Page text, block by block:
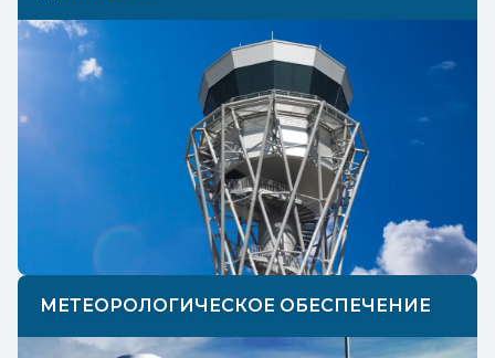
МЕТЕОРОЛОГИЧЕСКОЕ ОБЕСПЕЧЕНИЕ